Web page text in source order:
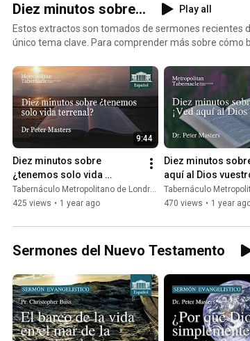
Diez minutos sobre...
Play all
Estos extractos son tomados de sermones recientes
único tema clave. Para comprender más sobre cómo
9:44
Diez minutos sobre
¿tenemos solo vida
terrenal? | Dr. Peter Masters
Tabernáculo Metropolitano de Londres
425 views • 1 year ago
Diez minutos
aquí al Dios
Tabernáculo
470 views • 1 year
Sermones del Nuevo Testamento